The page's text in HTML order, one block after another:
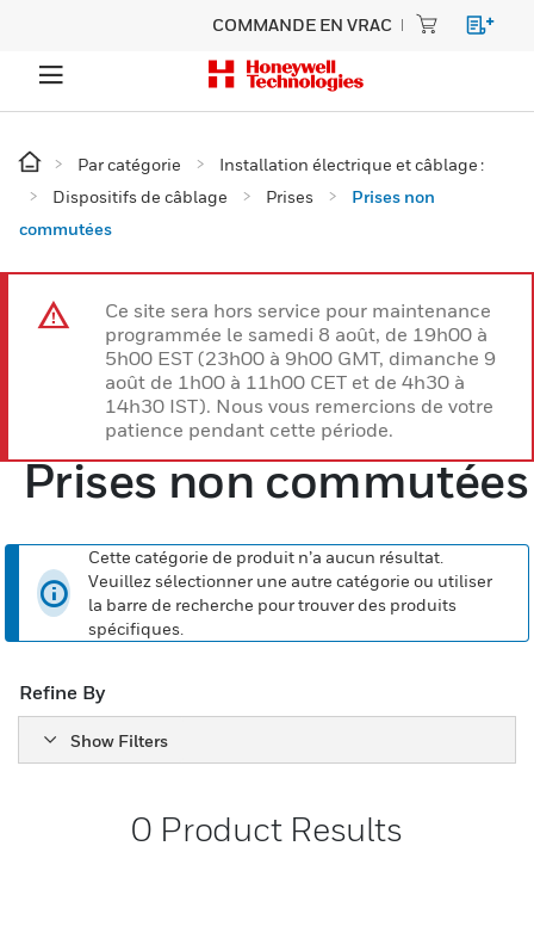
COMMANDE EN VRAC
Par catégorie
Installation électrique et câblage :
Dispositifs de câblage
Prises
Prises non
commutées
Ce site sera hors service pour maintenance
programmée le samedi 8 août, de 19h00 à
5h00 EST (23h00 à 9h00 GMT, dimanche 9
août de 1h00 à 11h00 CET et de 4h30 à
14h30 IST). Nous vous remercions de votre
patience pendant cette période.
Prises non commutées
Cette catégorie de produit n’a aucun résultat.
Veuillez sélectionner une autre catégorie ou utiliser
la barre de recherche pour trouver des produits
spécifiques.
Refine By
Show Filters
0 Product Results